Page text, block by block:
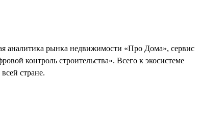
аналитика рынка недвижимости «Про Дома», сервис
контроль строительства». Всего к экосистеме
стране.